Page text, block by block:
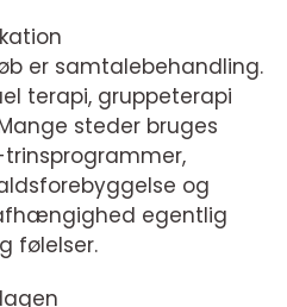
er samtalebehandling.
terapi, gruppeterapi
steder bruges
og
egentlig
følelser.